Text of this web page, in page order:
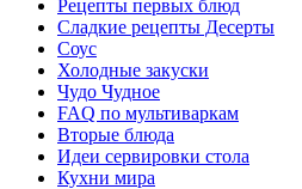
Рецепты первых блюд
Сладкие рецепты Десерты
Соус
Холодные закуски
Чудо Чудное
FAQ по мультиваркам
Вторые блюда
Идеи сервировки стола
Кухни мира